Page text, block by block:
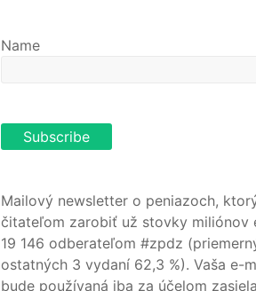
Name
Mailový newsletter o peniazoch,
čitateľom zarobiť už stovky miliónov
19 146 odberateľom #zpdz
ostatných 3 vydaní 62,3 %). Vaša e-
bude používaná iba za účelom